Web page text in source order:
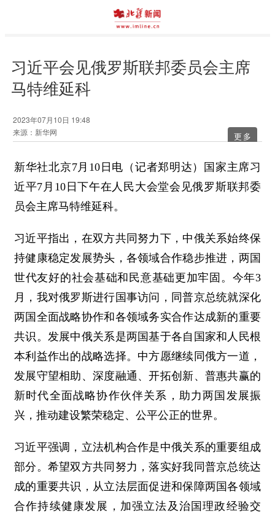
习近平会见俄罗斯联邦委员会主席
马特维延科
2023年07月10日 19:48
来源：新华网
更多
新华社北京7月10日电（记者郑明达）国家主席习
近平7月10日下午在人民大会堂会见俄罗斯联邦委
员会主席马特维延科。
习近平指出，在双方共同努力下，中俄关系始终保
持健康稳定发展势头，各领域合作稳步推进，两国
世代友好的社会基础和民意基础更加牢固。今年3
月，我对俄罗斯进行国事访问，同普京总统就深化
两国全面战略协作和各领域务实合作达成新的重要
共识。发展中俄关系是两国基于各自国家和人民根
本利益作出的战略选择。中方愿继续同俄方一道，
发展守望相助、深度融通、开拓创新、普惠共赢的
新时代全面战略协作伙伴关系，助力两国发展振
兴，推动建设繁荣稳定、公平公正的世界。
习近平强调，立法机构合作是中俄关系的重要组成
部分。希望双方共同努力，落实好我同普京总统达
成的重要共识，从立法层面促进和保障两国各领域
合作持续健康发展，加强立法及治国理政经验交